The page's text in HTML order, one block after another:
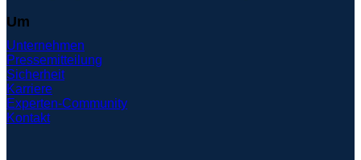
Um
Unternehmen
Pressemitteilung
Sicherheit
Karriere
Experten-Community
Kontakt